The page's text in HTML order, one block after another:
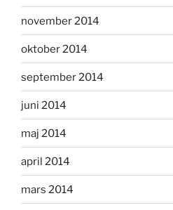
november 2014
oktober 2014
september 2014
juni 2014
maj 2014
april 2014
mars 2014